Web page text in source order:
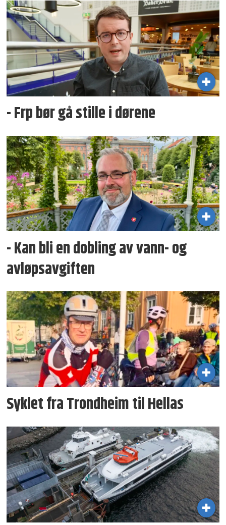
- Frp bør gå stille i dørene
- Kan bli en dobling av vann- og
avløpsavgiften
Syklet fra Trondheim til Hellas